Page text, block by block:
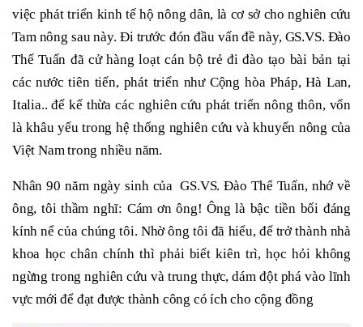
việc phát triển kinh tế hộ nông dân, là cơ sở cho nghiên cứu
Tam nông sau này. Đi trước đón đầu vấn đề này, GS.VS. Đào
Thế Tuấn đã cử hàng loạt cán bộ trẻ đi đào tạo bài bản tại
các nước tiên tiến, phát triển như Cộng hòa Pháp, Hà Lan,
Italia.. để kế thừa các nghiên cứu phát triển nông thôn, vốn
là khâu yếu trong hệ thống nghiên cứu và khuyến nông của
Việt Nam trong nhiều năm.
Nhân 90 năm ngày sinh của GS.VS. Đào Thế Tuấn, nhớ về
ông, tôi thầm nghĩ: Cám ơn ông! Ông là bậc tiền bối đáng
kính nể của chúng tôi. Nhờ ông tôi đã hiểu, để trở thành nhà
khoa học chân chính thì phải biết kiên trì, học hỏi không
ngừng trong nghiên cứu và trung thực, dám đột phá vào lĩnh
vực mới để đạt được thành công có ích cho cộng đồng